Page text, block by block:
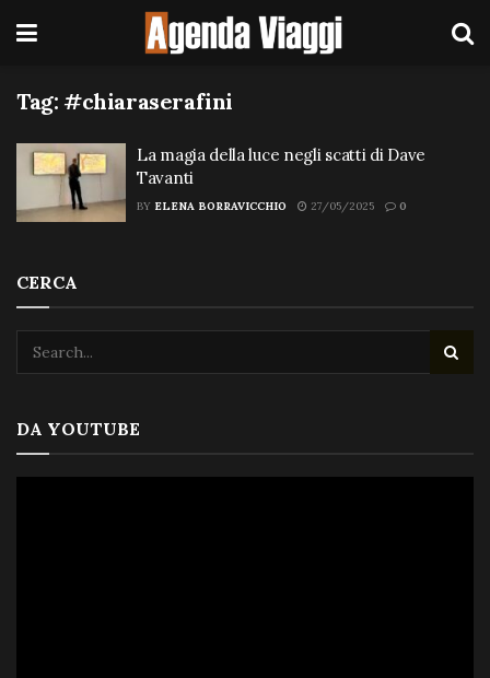
Tag: #chiaraserafini
La magia della luce negli scatti di Dave
Tavanti
BY ELENA BORRAVICCHIO 27/05/2025 0
CERCA
DA YOUTUBE